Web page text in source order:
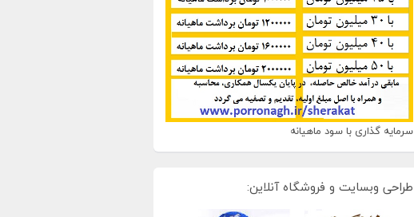
سرمایه گذاری با سود ماهیانه
طراحی وبسایت و فروشگاه آنلاین: